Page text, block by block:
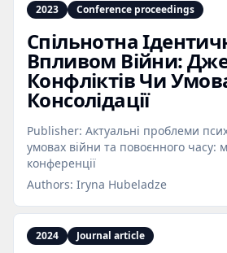
2023 Conference proceedings
Спільнотна
Впливом Війни:
Конфліктів Чи
Консолідації
Publisher: Актуальні проблеми
умовах війни та повоєнного часу:
конференції
Authors: Iryna Hubeladze
2024 Journal article